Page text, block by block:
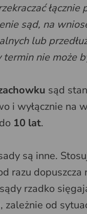
sąd, na
lub
nie może
sąd
i wyłącznie na
10 lat.
są inne.
razu dopuszcza
rzadko
zależnie od